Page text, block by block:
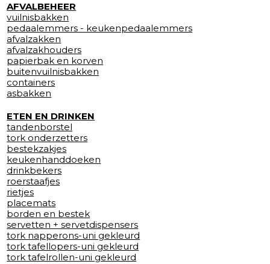
AFVALBEHEER
vuilnisbakken
pedaalemmers - keukenpedaalemmers
afvalzakken
afvalzakhouders
papierbak en korven
buitenvuilnisbakken
containers
asbakken
ETEN EN DRINKEN
tandenborstel
tork onderzetters
bestekzakjes
keukenhanddoeken
drinkbekers
roerstaafjes
rietjes
placemats
borden en bestek
servetten + servetdispensers
tork napperons-uni gekleurd
tork tafellopers-uni gekleurd
tork tafelrollen-uni gekleurd